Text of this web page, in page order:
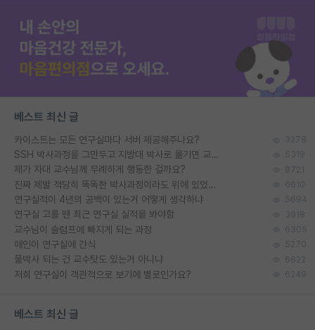
베스트 최신 글
카이스트는 모든 연구실마다 서버 제공해주나요? 3278
SSH 박사과정을 그만두고 지방대 박사로 옮기면 교수의 꿈은 끝일까요? 5319
제가 자대 교수님께 무례하게 행동한 걸까요? 8721
진짜 제발 적당히 똑똑한 박사과정이라도 위에 있었으면.. 6610
연구실적이 4년의 공백이 있는거 어떻게 생각하냐 5694
연구실 고를 땐 최근 연구실 실적을 봐야함 3918
교수님이 슬럼프에 빠지게 되는 과정 6305
애인이 연구실에 간식 5270
물박사 되는 건 교수탓도 있는거 아니냐 6622
저희 연구실이 객관적으로 보기에 별로인가요? 6249
베스트 최신 글